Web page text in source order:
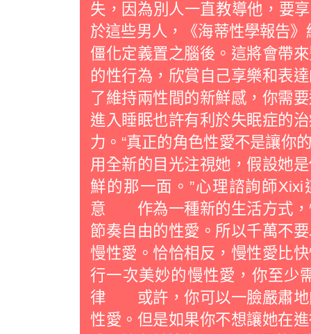
失，因為別人一直教導他，要
於這些男人，《海蒂性學報告
僵化定義置之腦後。這將會帶
的性行為，欣賞自己享樂和
了維持兩性間的新鮮感，你需
進入睡眠也許有利於失眠症的
力。“真正的角色性愛不是讓你
用全新的目光注視她，假設她
鮮的那一面。”心理諮詢師
意 作為一種新的生活方式，
節奏自由的性愛。所以千萬不
慢性愛。恰恰相反，慢性愛比
行一次美妙的慢性愛，你至
律 或許，你可以一臉嚴肅地
性愛。但是如果你不想讓她在